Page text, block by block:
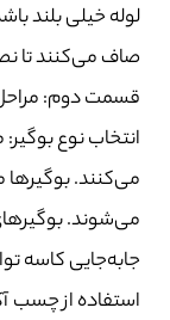
لوله خیلی بلند
صاف می‌کنند تا
قسمت دوم:
انتخاب نوع
می‌کنند. بوگیرها
می‌شوند. بوگیرهای
جابه‌جایی کاسه
استفاده از چسب